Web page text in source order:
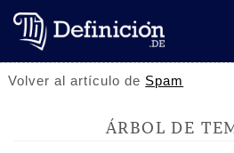
Volver al artículo de Spam
ÁRBOL DE